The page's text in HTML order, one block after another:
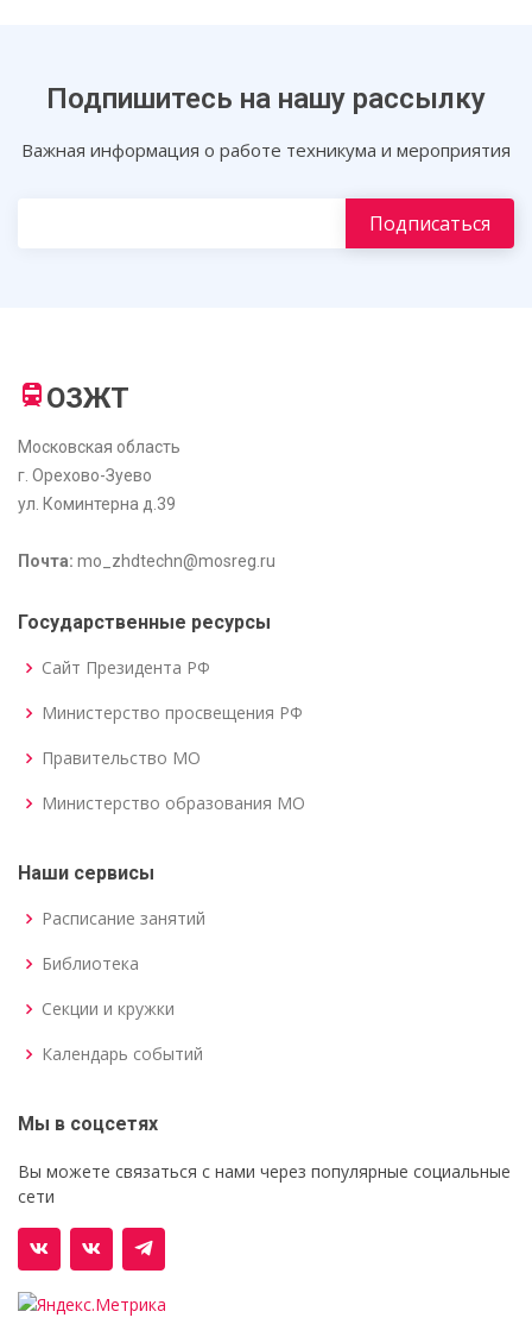
Подпишитесь на нашу рассылку
Важная информация о работе техникума и мероприятия
ОЗЖТ
Московская область
г. Орехово-Зуево
ул. Коминтерна д.39
Почта: mo_zhdtechn@mosreg.ru
Государственные ресурсы
Сайт Президента РФ
Министерство просвещения РФ
Правительство МО
Министерство образования МО
Наши сервисы
Расписание занятий
Библиотека
Секции и кружки
Календарь событий
Мы в соцсетях
Вы можете связаться с нами через популярные социальные
сети